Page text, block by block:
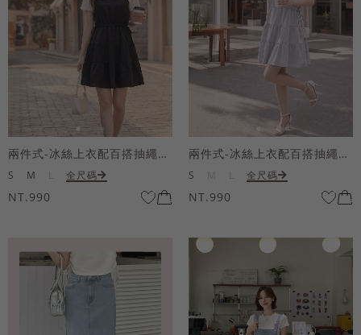
兩件式-冰絲上衣配百搭抽繩短洋裝
S M 全尺碼
NT.990
兩件式-冰絲上衣配百搭抽繩短洋裝
S 全尺碼
NT.990